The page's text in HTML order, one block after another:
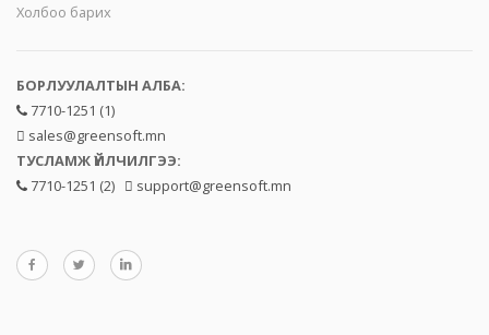
Холбоо барих
БОРЛУУЛАЛТЫН АЛБА:
7710-1251 (1)
sales@greensoft.mn
ТУСЛАМЖ ҮЙЛЧИЛГЭЭ:
7710-1251 (2)
support@greensoft.mn